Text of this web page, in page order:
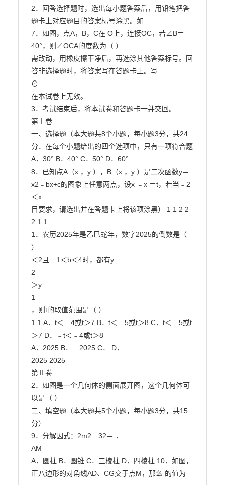
2．回答选择题时，选出每小题答案后，用铅笔把答
题卡上对应题目的答案标号涂黑。如
7．如图，点A，B，C在 O上，连接OC，若∠B＝
40°，则∠OCA的度数为（ ）
需改动，用橡皮擦干净后，再选涂其他答案标号。回
答非选择题时，将答案写在答题卡上。写
⊙
在本试卷上无效。
3．考试结束后，将本试卷和答题卡一并交回。
第Ⅰ卷
一、选择题（本大题共8个小题，每小题3分，共24
分．在每个小题给出的四个选项中，只有一项符合题
A．30° B．40° C．50° D．60°
8．已知点A（x ，y ），B（x ，y ）是二次函数y＝
x2﹣bx+c的图象上任意两点，设x ﹣x ＝t，若当﹣2
＜x
目要求，请选出并在答题卡上将该项涂黑） 1 1 2 2
2 1 1
1．农历2025年是乙巳蛇年，数字2025的倒数是（
）
＜2且﹣1＜b＜4时，都有y
2
＞y
1
，则t的取值范围是（ ）
1 1 A．t＜﹣4或t＞7 B．t＜﹣5或t＞8 C．t＜﹣5或t
＞7 D．﹣t＜﹣4或t＞8
A．2025 B．﹣2025 C． D．−
2025 2025
第Ⅱ卷
2．如图是一个几何体的侧面展开图，这个几何体可
以是（ ）
二、填空题（本大题共5个小题，每小题3分，共15
分）
9．分解因式：2m2﹣32＝ ．
AM
A．圆柱 B．圆锥 C．三棱柱 D．四棱柱 10．如图，
正八边形的对角线AD、CG交于点M，那么 的值为